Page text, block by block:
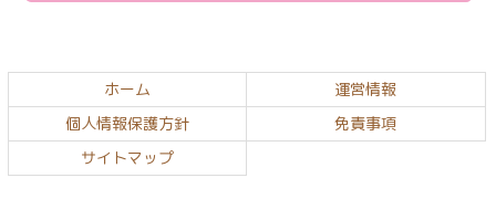
ン
ツ
の
先
ホーム
運営情報
個人情報保護方針
免責事項
サイトマップ